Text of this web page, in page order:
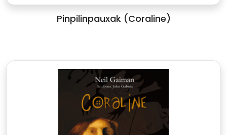
Pinpilinpauxak (Coraline)